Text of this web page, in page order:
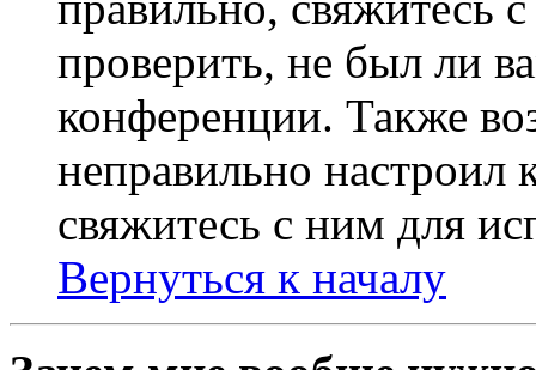
проверить, не был ли
конференции. Также
неправильно
свяжитесь с ним для
Вернуться к началу